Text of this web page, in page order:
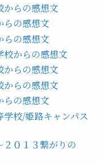
からの感想文
らの感想文
らの感想文
校からの感想文
からの感想文
からの感想文
らの感想文
校/姫路キャンパス
０１３繋がりの